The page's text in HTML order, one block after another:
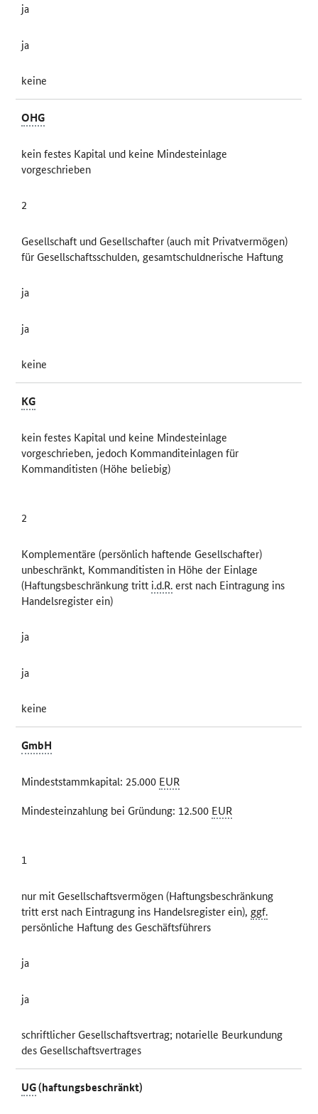
ja
ja
keine
OHG
kein festes Kapital und keine Mindesteinlage
vorgeschrieben
2
Gesellschaft und Gesellschafter (auch mit Privatvermögen)
für Gesellschaftsschulden, gesamtschuldnerische Haftung
ja
ja
keine
KG
kein festes Kapital und keine Mindesteinlage
vorgeschrieben, jedoch Kommanditeinlagen für
Kommanditisten (Höhe beliebig)
2
Komplementäre (persönlich haftende Gesellschafter)
unbeschränkt, Kommanditisten in Höhe der Einlage
(Haftungsbeschränkung tritt i.d.R.erst nach Eintragung ins
Handelsregister ein)
ja
ja
keine
GmbH
Mindeststammkapital: 25.000 EUR
Mindesteinzahlung bei Gründung: 12.500 EUR
1
nur mit Gesellschaftsvermögen (Haftungsbeschränkung
tritt erst nach Eintragung ins Handelsregister ein), ggf.
persönliche Haftung des Geschäftsführers
ja
ja
schriftlicher Gesellschaftsvertrag; notarielle Beurkundung
des Gesellschaftsvertrages
UG(haftungsbeschränkt)